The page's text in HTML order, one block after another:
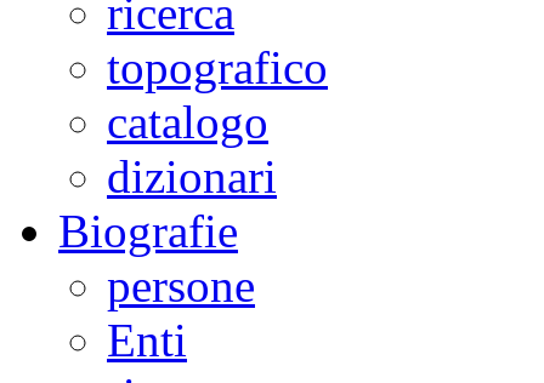
ricerca
topografico
catalogo
dizionari
Biografie
persone
Enti